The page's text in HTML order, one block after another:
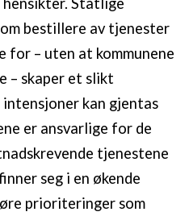
bestillere av tjenester
for – uten at kommunene
– skaper et slikt
kan gjentas
er ansvarlige for de
tjenestene
seg i en økende
prioriteringer som